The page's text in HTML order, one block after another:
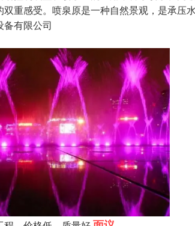
双重感受。喷泉原是一种自然景观，是承
备有限公司